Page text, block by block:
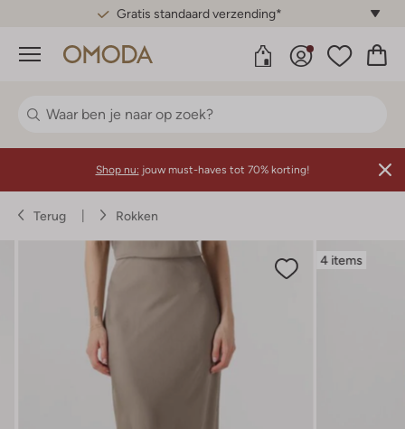
Gratis standaard verzending*
Menu
Shop nu: jouw must-haves tot 70% korting!
Terug Rokken
4 items